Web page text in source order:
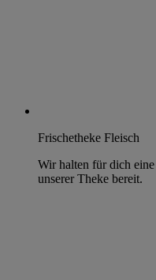
Frischetheke Fleisch
Wir halten für dich
unserer Theke bereit.